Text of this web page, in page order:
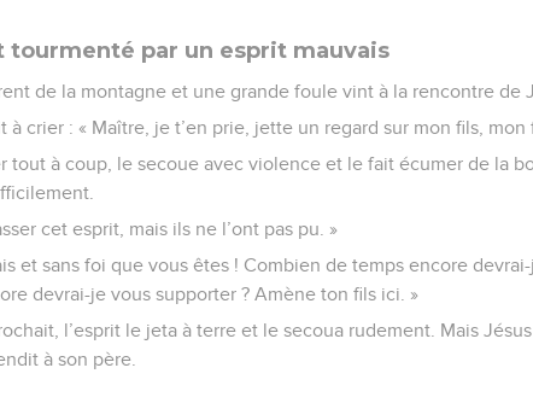
tourmenté par un esprit mauvais
de la montagne et une grande foule vint à la rencontre de
à crier : « Maître, je t’en prie, jette un regard sur mon fils, mon
tout à coup, le secoue avec violence et le fait écumer de la
cet esprit, mais ils ne l’ont pas pu. »
et sans foi que vous êtes ! Combien de temps encore
devrai-je vous supporter ? Amène ton fils ici. »
l’esprit le jeta à terre et le secoua rudement. Mais
à son père.